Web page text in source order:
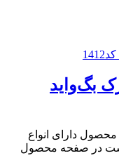
بگ‌واید
محصول دارای انواع
در صفحه محصول